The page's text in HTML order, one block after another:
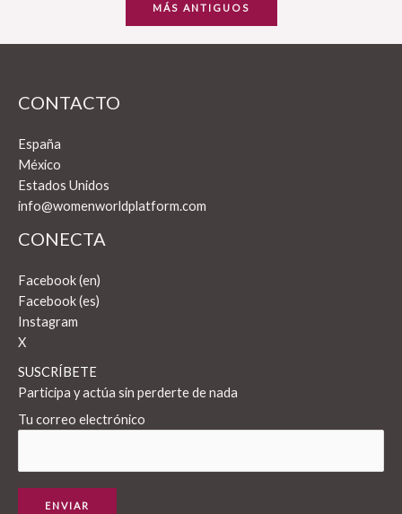
MÁS ANTIGUOS
CONTACTO
España
México
Estados Unidos
info@womenworldplatform.com
CONECTA
Facebook (en)
Facebook (es)
Instagram
X
SUSCRÍBETE
Participa y actúa sin perderte de nada
Tu correo electrónico